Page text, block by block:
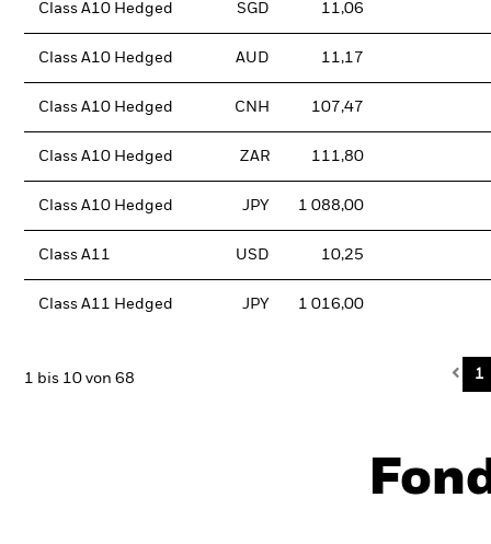
Class A10 Hedged SGD 11,06
Class A10 Hedged AUD 11,17
Class A10 Hedged CNH 107,47
Class A10 Hedged ZAR 111,80
Class A10 Hedged JPY 1 088,00
Class A11 USD 10,25
Class A11 Hedged JPY 1 016,00
1 bis 10 von 68 1